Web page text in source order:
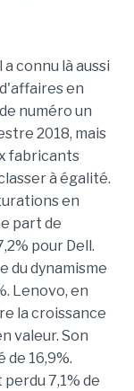
connu là aussi
en
numéro un
2018, mais
fabricants
à égalité.
en
part de
pour Dell.
du dynamisme
Lenovo, en
la croissance
valeur. Son
16,9%.
7,1% de